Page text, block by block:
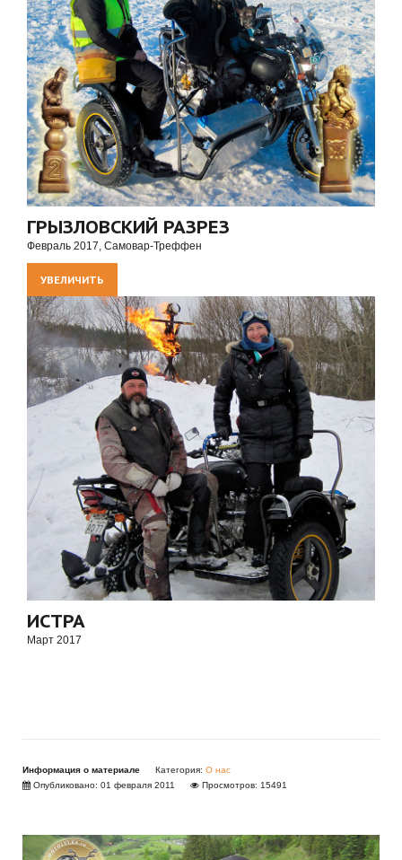
ГРЫЗЛОВСКИЙ РАЗРЕЗ
Февраль 2017, Самовар-Треффен
УВЕЛИЧИТЬ
ИСТРА
Март 2017
Информация о материале Категория: О нас
Опубликовано: 01 февраля 2011
Просмотров: 15491